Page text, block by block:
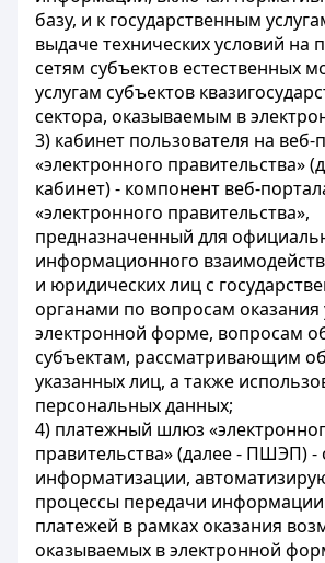
базу, и к государственным
выдаче технических условий на
сетям субъектов естественных
услугам субъектов
сектора, оказываемым в
3) кабинет пользователя на веб-
«электронного правительства»
кабинет) - компонент веб-
«электронного правительства»,
предназначенный для
информационного
и юридических лиц с
органами по вопросам оказания
электронной форме, вопросам
субъектам, рассматривающим
указанных лиц, а также
персональных данных;
4) платежный шлюз
правительства» (далее - ПШЭП) -
информатизации,
процессы передачи
платежей в рамках оказания
оказываемых в электронной